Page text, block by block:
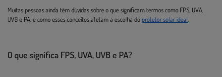
Muitas pessoas ainda têm dúvidas sobre o que significam termos como FPS, UVA,
UVB e PA, e como esses conceitos afetam a escolha doprotetor solar ideal
O que significa FPS, UVA, UVB e PA?